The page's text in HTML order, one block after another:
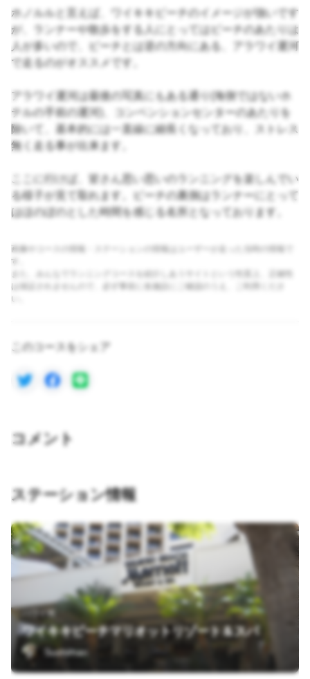
ホノルルと言えば、ワイキキビーチのイメージが強いです
が、ランナーや散歩をする人にとってはビーチのあたりは
人が多いので、ビーチとは逆の方向にある、アラワイ運河
で走るのがオススメです。
アラワイ運河は最後の写真にもある通り(海側ではないホ
テルの手前の運河)、コンベンションセンターのあたりを
除いて、基本的には一直線に細長くなっており、ストレス
無く走る事が出来ます。
ここに行けば、皆さん思い思いのランニングを楽しんでい
る様子が見て取れます。ビーチの裏側はランナーにとって
はほのぼのとした時間を感じる名所となっております。
画像やコースの情報・ステーションの情報はユーザーが走った当時の情報で
す。
また、みんなでランニングコースを紹介しあうサイトという性質上、正確性
は保証されませんので、必ず事前に各施設にご確認のうえ、ご利用くださ
い。
このコースをシェア
コメント
ステーション情報
ハワイ州
ワイキキビーチマリオットリゾート＆スパ
Sushiman